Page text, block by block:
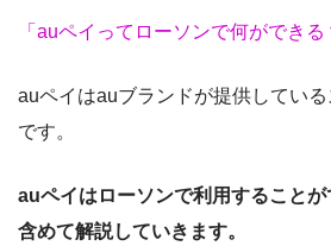
「auペイってローソンで何ができる
auペイはauブランドが提供してい
です。
auペイはローソンで利用すること
含めて解説していきます。